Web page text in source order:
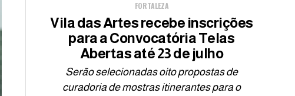
FORTALEZA
Vila das Artes recebe inscrições
para a Convocatória Telas
Abertas até 23 de julho
Serão selecionadas oito propostas de
curadoria de mostras itinerantes para o